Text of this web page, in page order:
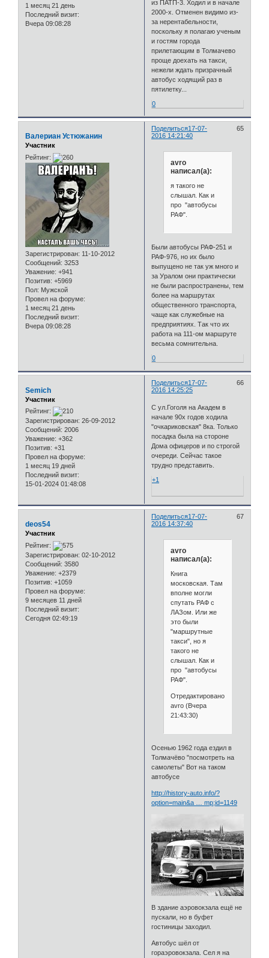
1 месяц 21 день
Последний визит:
Вчера 09:08:28
из ПАТП-3. Ходил и в начале
2000-х. Отменен видимо из-
за нерентабельности,
поскольку я полагаю ученым
и гостям города
прилетающим в Толмачево
проще доехать на такси,
нежели ждать призрачный
автобус ходящий раз в
пятилетку...
0
Поделиться 65
17-07-
2016 14:21:40
Валериан Устюжанин
Участник
Рейтинг:
Зарегистрирован: 11-10-2012
Сообщений: 3253
Уважение: +941
Позитив: +5969
Пол: Мужской
Провел на форуме:
1 месяц 21 день
Последний визит:
Вчера 09:08:28
avro
написал(а):
я такого не
слышал. Как и
про "автобусы
РАФ".
Были автобусы РАФ-251 и
РАФ-976, но их было
выпущено не так уж много и
за Уралом они практически
не были распространены, тем
более на маршрутах
общественного транспорта,
чаще как служебные на
предприятиях. Так что их
работа на 111-ом маршруте
весьма сомнительна.
0
Поделиться 66
17-07-
2016 14:25:25
Semich
Участник
Рейтинг:
Зарегистрирован: 26-09-2012
Сообщений: 2006
Уважение: +362
Позитив: +31
Провел на форуме:
1 месяц 19 дней
Последний визит:
15-01-2024 01:48:08
С ул.Гоголя на Академ в
начале 90х годов ходила
"очкариковская" 8ка. Только
посадка была на стороне
Дома офицеров и по строгой
очереди. Сейчас такое
трудно представить.
+1
Поделиться 67
17-07-
2016 14:37:40
deos54
Участник
Рейтинг:
Зарегистрирован: 02-10-2012
Сообщений: 3580
Уважение: +2379
Позитив: +1059
Провел на форуме:
9 месяцев 11 дней
Последний визит:
Сегодня 02:49:19
avro
написал(а):
Книга
московская. Там
вполне могли
спутать РАФ с
ЛАЗом. Или же
это были
"маршрутные
такси", но я
такого не
слышал. Как и
про "автобусы
РАФ".
Отредактировано
avro (Вчера
21:43:30)
Осенью 1962 года ездил в
Толмачёво "посмотреть на
самолеты" Вот на таком
автобусе
http://history-auto.info/?
option=main&a … mp;id=1149
В здание аэровокзала ещё не
пускали, но в буфет
гостиницы заходил.
Автобус шёл от
гораэровокзала. Сел я на